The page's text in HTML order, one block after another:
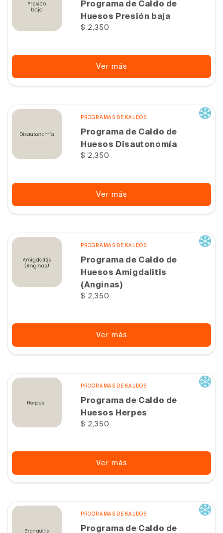
Programa de Caldo de
Huesos Presión baja
Precio
$ 2,350
Ver más
PROGRAMAS DE KALDOS
Programa de Caldo de
Huesos Disautonomía
Precio
$ 2,350
Ver más
PROGRAMAS DE KALDOS
Programa de Caldo de
Huesos Amigdalitis
(Anginas)
Precio
$ 2,350
Ver más
PROGRAMAS DE KALDOS
Programa de Caldo de
Huesos Herpes
Precio
$ 2,350
Ver más
PROGRAMAS DE KALDOS
Programa de Caldo de